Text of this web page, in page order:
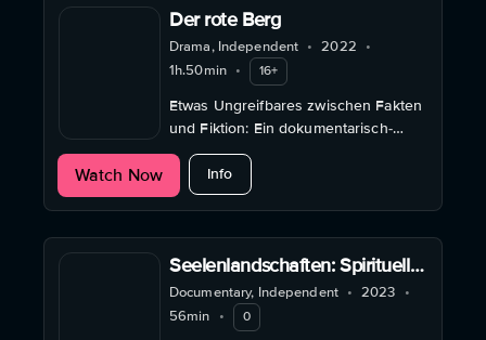
Der rote Berg
Drama, Independent • 2022
•
1h.50min • 16+
Etwas Ungreifbares zwischen Fakten
und Fiktion: Ein dokumentarisch-
fiktionaler Hybrid über den roten
Berg bei Trier und seine Bewohner.
Watch Now Infoabout Der rote Berg
Seelenlandschaften: Spirituelle
Orte in Schottland
Documentary, Independent • 2023
•
56min
• 0